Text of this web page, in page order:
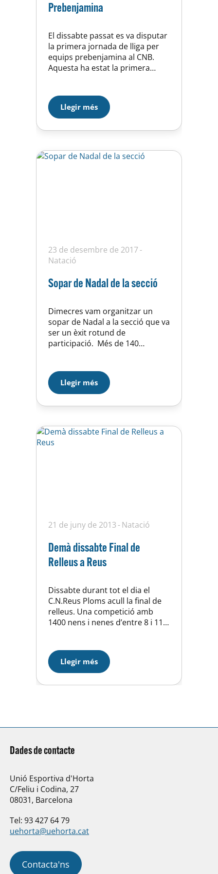
Prebenjamina
El dissabte passat es va disputar
la primera jornada de lliga per
equips prebenjamina al CNB.
Aquesta ha estat la primera
2009. Es van nedar 4 proves de
relleus amb equips formats per
nedadors/res de diferents clubs,
fet que va permetre als
altres nens…
Llegir més
23 de desembre de 2017
Natació
Sopar de Nadal de la secció
Dimecres vam organitzar un
sopar de Nadal a la secció que va
ser un èxit rotund de
participació. Més de 140
vam reunir per compartir
records, experiències i bons
desitjos de cara al proper any.
Feia molts anys desde la última
que…
Llegir més
21 de juny de 2013 Natació
Demà dissabte Final de
Relleus a Reus
Dissabte durant tot el dia el
C.N.Reus Ploms acull la final de
relleus. Una competició amb
1400 nens i nenes d’entre 8 i 11
obert molt la participació a
aquesta competició, per a què
tots els nens i nenes tingui
opcions de nedar…
Llegir més
Dades de contacte
Unió Esportiva d'Horta
C/Feliu i Codina, 27
08031, Barcelona
Tel: 93 427 64 79
uehorta@uehorta.cat
Contacta'ns